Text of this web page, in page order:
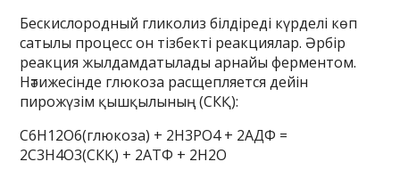
Бескислородный гликолиз білдіреді күрделі көп
сатылы процесс он тізбекті реакциялар. Әрбір
реакция жылдамдатылады арнайы ферментом.
Нәтижесінде глюкоза расщепляется дейін
пирожүзім қышқылының (СКҚ):
С6Н12О6(глюкоза) + 2Н3РО4 + 2АДФ =
2С3Н4О3(СКҚ) + 2АТФ + 2Н2О